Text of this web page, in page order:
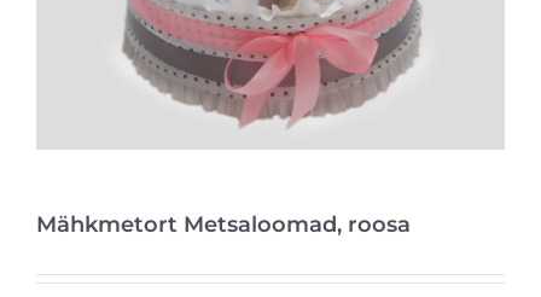
Mähkmetort Metsaloomad, roosa